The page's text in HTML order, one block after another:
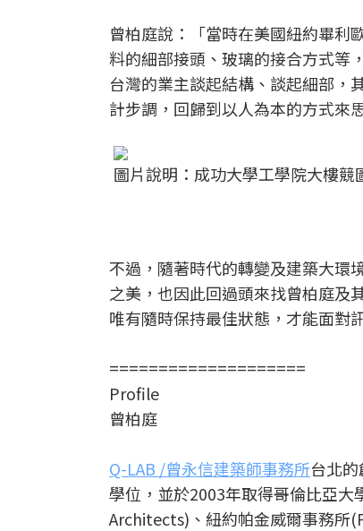
曾柏庭說：「當時在美國紐約畢利
料的細部接頭、玻璃的接合方式等
台灣的業主談起結構、談起細部，
計步調，回歸到以人為本的方式來
圖片說明：成功大學工學院大樓競
不過，隨著時代的轉變及建築大環
之美，也因此回過頭來找曾柏庭及
唯有隨時保持最佳狀態，才能面對
====================
Profile
曾柏庭
Q-LAB /曾永信建築師事務所台北
學位，並於2003年取得哥倫比亞
Architects)、紐約帕金威爾事務所